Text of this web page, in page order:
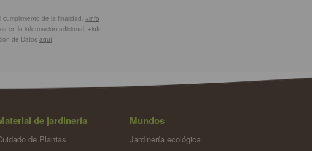
de la finalidad. +info
en la información adicional. +info
de Datos aquí.
de jardinería
de Plantas
Mundos
Jardinería ecológica